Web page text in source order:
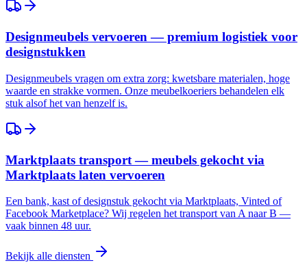
Designmeubels vervoeren — premium logistiek voor
designstukken
Designmeubels vragen om extra zorg: kwetsbare materialen, hoge
waarde en strakke vormen. Onze meubelkoeriers behandelen elk
stuk alsof het van henzelf is.
Marktplaats transport — meubels gekocht via
Marktplaats laten vervoeren
Een bank, kast of designstuk gekocht via Marktplaats, Vinted of
Facebook Marketplace? Wij regelen het transport van A naar B —
vaak binnen 48 uur.
Bekijk alle diensten